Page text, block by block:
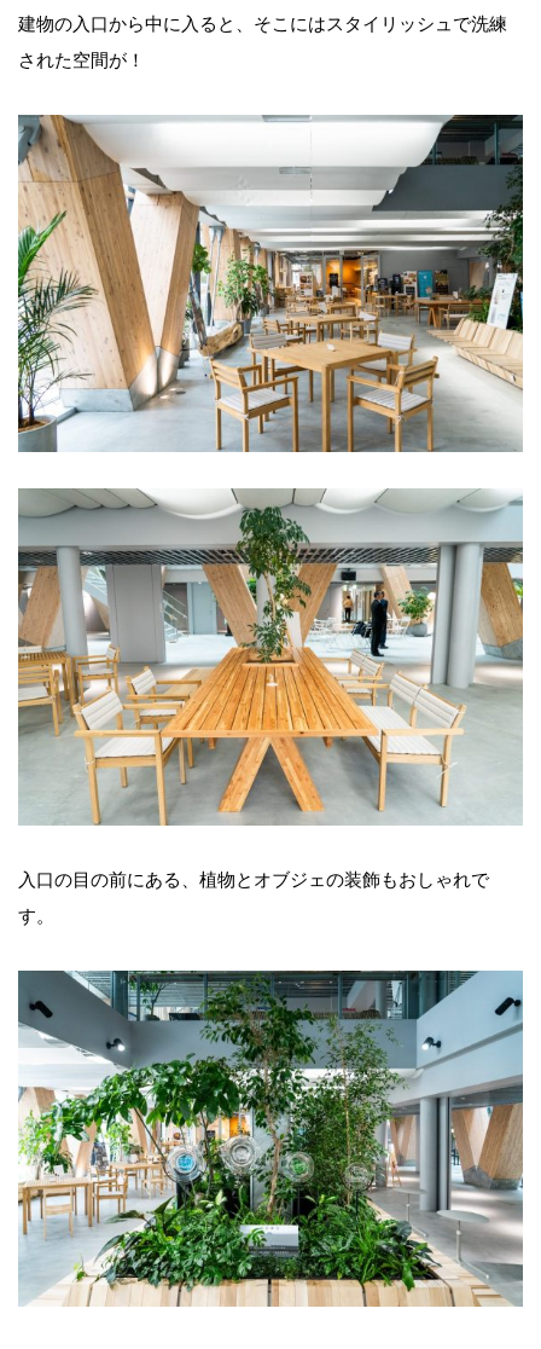
建物の入口から中に入ると、そこにはスタイリッシュで洗練
された空間が！
入口の目の前にある、植物とオブジェの装飾もおしゃれで
す。